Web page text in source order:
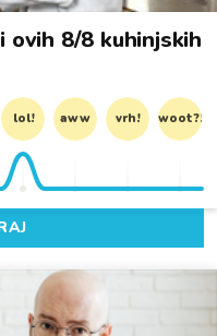
ovih 8/8 kuhinjskih
lol! aww vrh! woot?!